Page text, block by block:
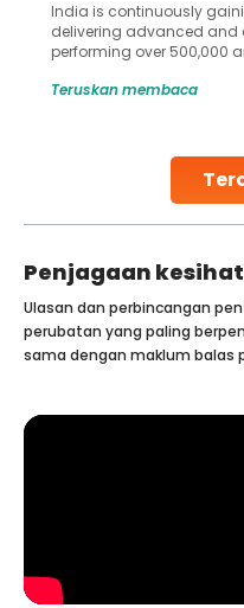
Human sperm collection
in advanced reproductive
Fertilization (IVF) and
challenges and help
collected, they process
Teruskan membaca
Penjagaan
Ulasan dan perbincangan
perubatan yang paling
sama dengan maklum balas